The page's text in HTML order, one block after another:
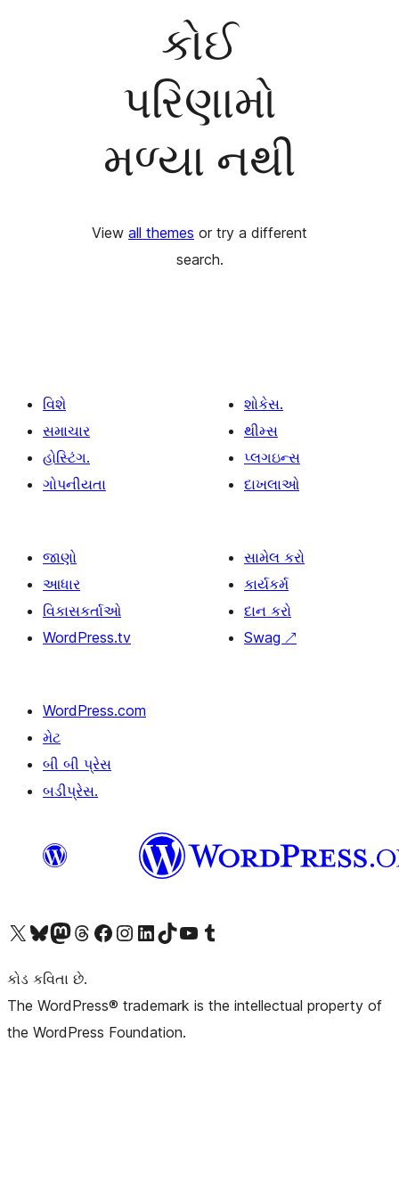
કોઈ
પરિણામો
મળ્યા નથી
View all themes or try a different
search.
વિશે
સમાચાર
હોસ્ટિંગ.
ગોપનીયતા
શોકેસ.
થીમ્સ
પ્લગઇન્સ
દાખલાઓ
જાણો
આધાર
વિકાસકર્તાઓ
WordPress.tv
સામેલ કરો
કાર્યકર્મ
દાન કરો
Swag ↗
WordPress.com
મેટ
બી બી પ્રેસ
બડીપ્રેસ.
અમારા X (અગાઉ ટ્વિટર) એકાઉન્ટની મુલાકાત લોઅમારા Bluesky એકાઉન્ટની મુલાકાત લોઅમારા માસ્ટોડોન એકાઉન્ટની મુલાકાત લોઅમારા Threads એકાઉન્ટની મુલાકાત લો અમારા ફેસબુક પેજની મુલાકાત લોઅમારા ઇન્સ્ટાગ્રામ એકાઉન્ટની મુલાકાત લો અમારા LinkedIn એકાઉન્ટની મુલાકાત લોઅમારા TikTok એકાઉન્ટની મુલાકાત લોઅમારી YouTube ચેનલની મુલાકાત લો અમારા Tumblr એકાઉન્ટની મુલાકાત લો
કોડ કવિતા છે.
The WordPress® trademark is the intellectual property of
the WordPress Foundation.